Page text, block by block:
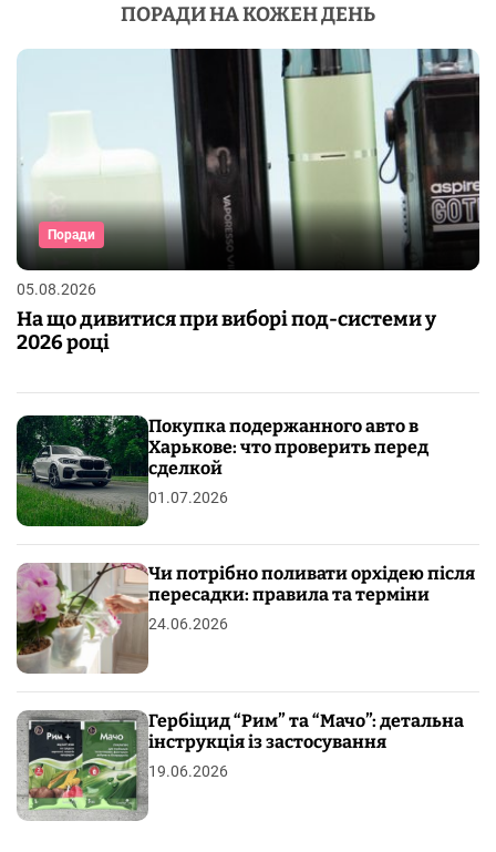
ПОРАДИ НА КОЖЕН ДЕНЬ
Поради
05.08.2026
На що дивитися при виборі под-системи у
2026 році
Покупка подержанного авто в
Харькове: что проверить перед
сделкой
01.07.2026
Чи потрібно поливати орхідею після
пересадки: правила та терміни
24.06.2026
Гербіцид “Рим” та “Мачо”: детальна
інструкція із застосування
19.06.2026